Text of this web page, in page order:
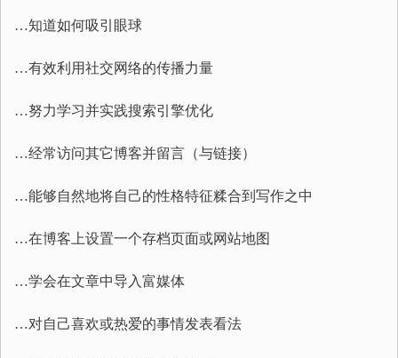
…知道如何吸引眼球
…有效利用社交网络的传播力量
…努力学习并实践搜索引擎优化
…经常访问其它博客并留言（与链接）
…能够自然地将自己的性格特征糅合到写作之中
…在博客上设置一个存档页面或网站地图
…学会在文章中导入富媒体
…对自己喜欢或热爱的事情发表看法